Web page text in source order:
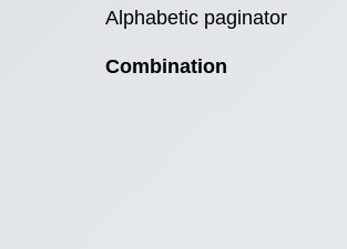
Alphabetic paginator
Combination